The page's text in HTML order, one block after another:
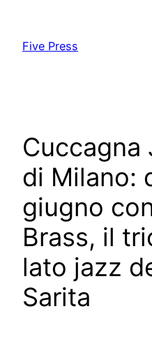
content
Five Press
Cuccagna
di Milano:
giugno
Brass, il
lato jazz
Sarita